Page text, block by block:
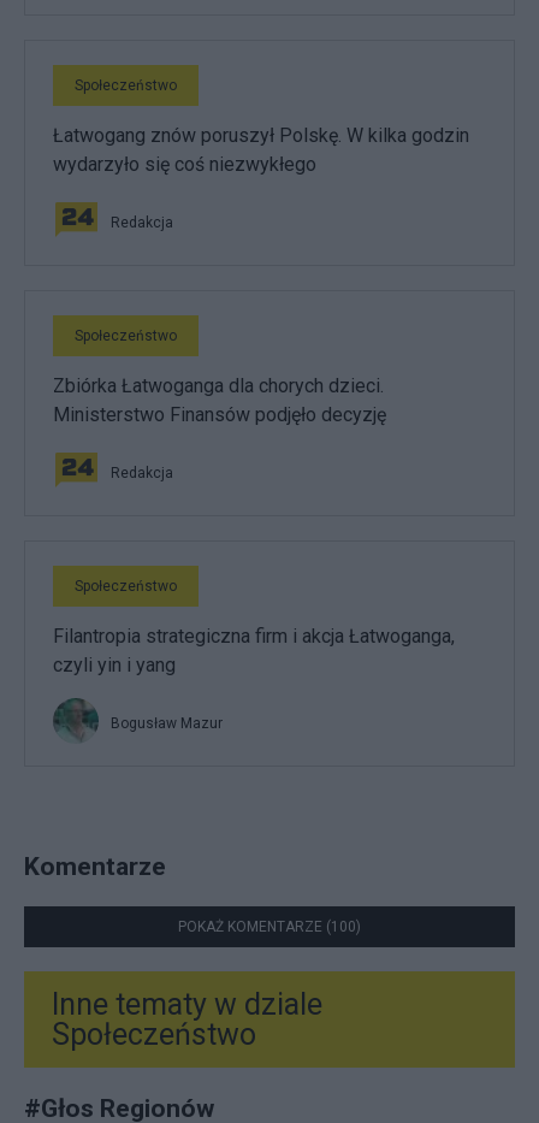
Społeczeństwo
Łatwogang znów poruszył Polskę. W kilka godzin
wydarzyło się coś niezwykłego
Redakcja
Społeczeństwo
Zbiórka Łatwoganga dla chorych dzieci.
Ministerstwo Finansów podjęło decyzję
Redakcja
Społeczeństwo
Filantropia strategiczna firm i akcja Łatwoganga,
czyli yin i yang
Bogusław Mazur
Komentarze
POKAŻ KOMENTARZE (100)
Inne tematy w dziale
Społeczeństwo
#Głos Regionów